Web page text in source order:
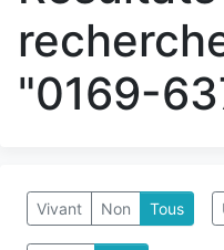
"0169-
Vivant Non Tous